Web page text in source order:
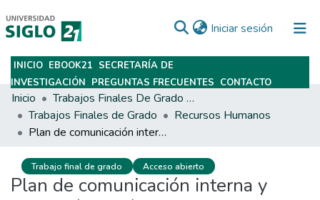
Iniciar sesión (current)
Subir
INICIO EBOOK21 SECRETARÍA DE
INVESTIGACIÓN PREGUNTAS FRECUENTES CONTACTO
Inicio
Trabajos Finales De Grado Y Posgrado
Trabajos Finales de Grado
Recursos Humanos
Plan de comunicación interna y formación de líderes coach en la empresa A. J & J.A Redolfi S.R.L
Trabajo final de grado Acceso abierto
Plan de comunicación interna y